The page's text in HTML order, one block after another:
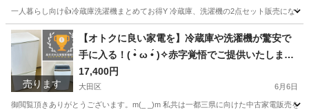
一人暮らし向け👍冷蔵庫洗濯機まとめてお得Y 冷蔵庫、洗濯機の2点セット販売にな
神奈川 横浜市 キッチン家電 階段
売ります
【オトクに良い家電を】冷蔵庫や洗濯機が驚安で
手に入る！( •̀ ω •́ )✧赤字覚悟でご提供いたします
✨
17,400円
大田区 6月6日
御閲覧頂きありがとうございます。m(_ _)m 私共は一都三県に向けた中古家電販売を